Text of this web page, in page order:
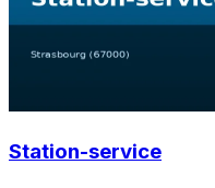
Station-service